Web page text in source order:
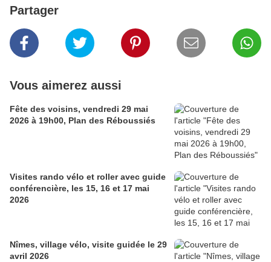
Partager
Vous aimerez aussi
Fête des voisins, vendredi 29 mai
2026 à 19h00, Plan des Réboussiés
Visites rando vélo et roller avec guide
conférencière, les 15, 16 et 17 mai
2026
Nîmes, village vélo, visite guidée le 29
avril 2026